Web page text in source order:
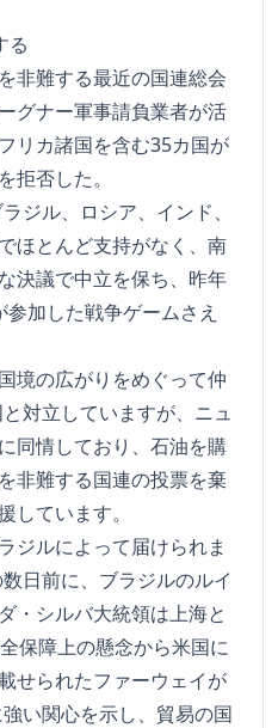
る
非難する最近の国連総会
グナー軍事請負業者が活
リカ諸国を含む35カ国が
拒否した。
ジル、ロシア、インド、
ほとんど支持がなく、南
決議で中立を保ち、昨年
加した戦争ゲームさえ
境の広がりをめぐって仲
対立していますが、ニュ
同情しており、石油を購
非難する国連の投票を棄
しています。
ジルによって届けられま
日前に、ブラジルのルイ
・シルバ大統領は上海と
保障上の懸念から米国に
せられたファーウェイが
い関心を示し、貿易の国